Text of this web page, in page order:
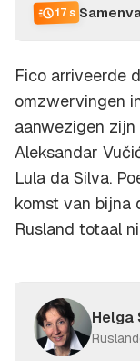
17 s
Fico arriveerde
omzwervingen
aanwezigen
Aleksandar
Lula da Silva.
komst van bijna
Rusland totaal
Helga